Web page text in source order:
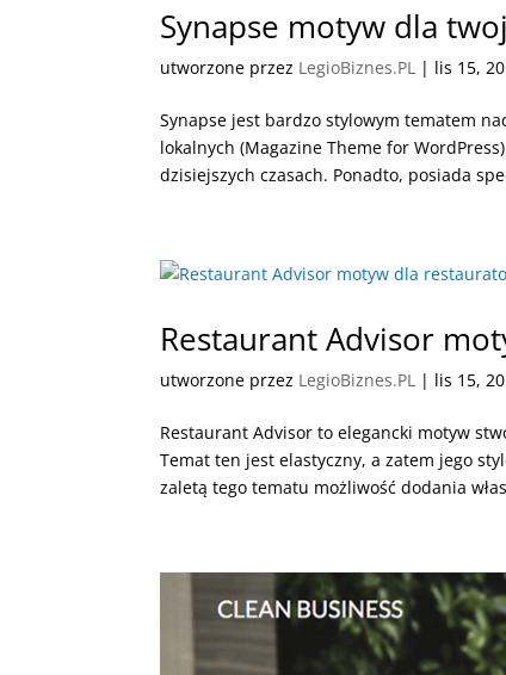
Synapse motyw dla
utworzone przez LegioBiznes.PL | lis 15,
Synapse jest bardzo stylowym tematem
lokalnych (Magazine Theme for
dzisiejszych czasach. Ponadto, posiada
Restaurant Advisor
utworzone przez LegioBiznes.PL | lis 15,
Restaurant Advisor to elegancki motyw
Temat ten jest elastyczny, a zatem jego
zaletą tego tematu możliwość dodania